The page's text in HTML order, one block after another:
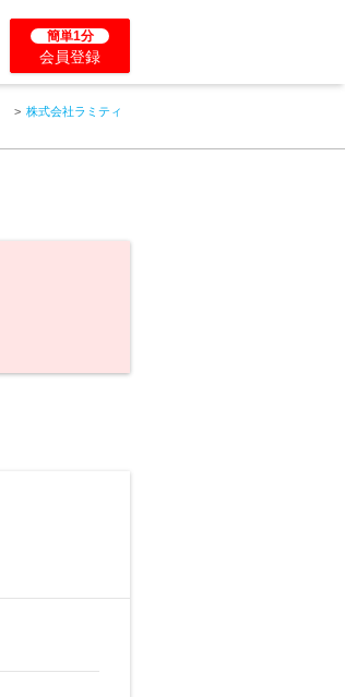
簡単1分
会員登録
株式会社ラミティ